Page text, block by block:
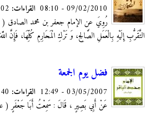
09/02/2010 - 08:10 القراءات:
رُوِيَ عن الإمام جعفر بن محمد الصادق (
التَّقَرُّبِ إِلَيْهِ بِالْعَمَلِ الصَّالِحِ، وَ تَرْكِ الْمَحَارِمِ كُلِّهَا،
فضل يوم الجمعة
03/05/2007 - 12:49 القراءات:
عَنْ أَبِي بَصِيرٍ ، قَالَ : سَمِعْتُ أَبَا جَعْفَرٍ (